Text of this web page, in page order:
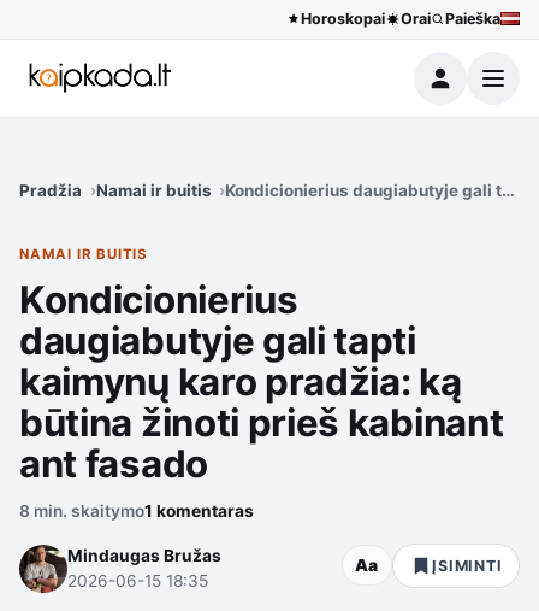
Horoskopai Orai Paieška
Meniu
Pradžia Namai ir buitis Kondicionierius daugiabutyje gali
NAMAI IR BUITIS
Kondicionierius
daugiabutyje gali tapti
kaimynų karo pradžia: ką
būtina žinoti prieš kabinant
ant fasado
8 min. skaitymo1 komentaras
Mindaugas Bružas
2026-06-15 18:35
Aa ĮSIMINTI